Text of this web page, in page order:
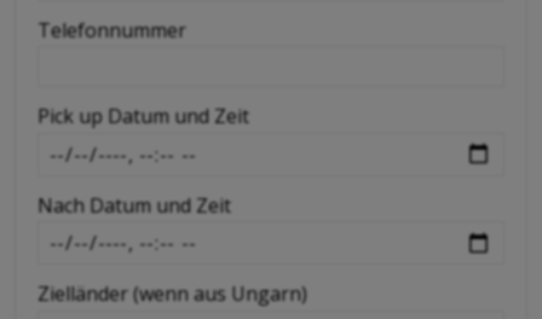
-
-
-
Telefonnummer
Pick up Datum und Zeit
Nach Datum und Zeit
Zielländer (wenn aus Ungarn)